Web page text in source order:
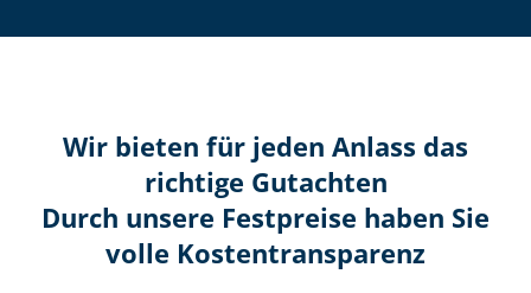
Wir bieten für jeden Anlass das
richtige Gutachten
Durch unsere Festpreise haben Sie
volle Kosten­transparenz